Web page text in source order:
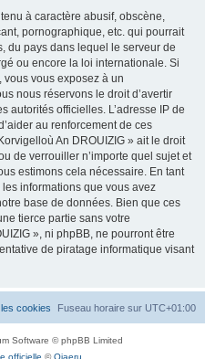
à caractère abusif, obscène,
pornographique, etc. qui pourrait
du pays dans lequel le serveur de
ou encore la loi internationale. Si
vous exposez à un
nous réservons le droit d’avertir
autorités officielles. L’adresse IP de
au renforcement de ces
An DROUIZIG » ait le droit
de verrouiller n’importe quel sujet et
estimons cela nécessaire. En tant
informations que vous avez
base de données. Bien que ces
tierce partie sans votre
», ni phpBB, ne pourront être
de piratage informatique visant
Fuseau horaire sur UTC+01:00
cookies
Software © phpBB Limited
officielle ©Qiaeru